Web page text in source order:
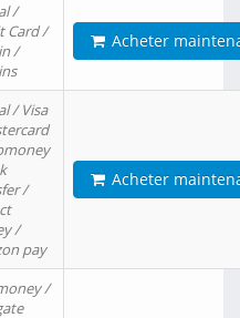
/
Card /
/
Acheter
/ Visa
/
/
pay
Acheter
/